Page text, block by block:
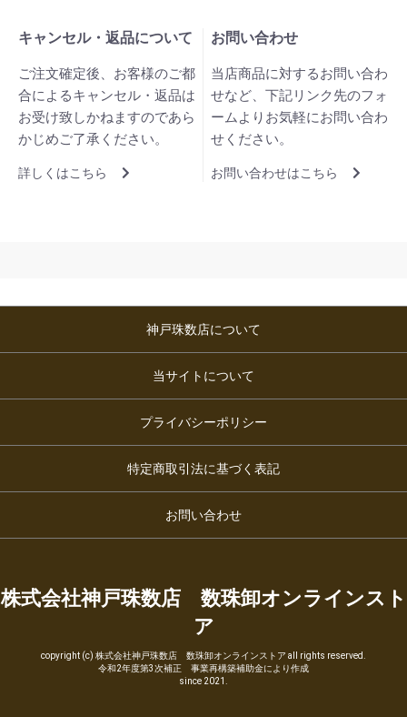
キャンセル・返品について
ご注文確定後、お客様のご都
合によるキャンセル・返品は
お受け致しかねますのであら
かじめご了承ください。
詳しくはこちら
お問い合わせ
当店商品に対するお問い合わ
せなど、下記リンク先のフォ
ームよりお気軽にお問い合わ
せください。
お問い合わせはこちら
神戸珠数店について
当サイトについて
プライバシーポリシー
特定商取引法に基づく表記
お問い合わせ
株式会社神戸珠数店 数珠卸オンラインスト
ア
copyright (c) 株式会社神戸珠数店 数珠卸オンラインストア all rights reserved.
令和2年度第3次補正 事業再構築補助金により作成
since 2021.